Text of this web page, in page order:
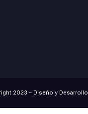
2023 – Diseño y Desarrollo